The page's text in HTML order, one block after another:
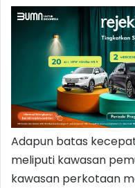
Adapun batas
meliputi kawasan
kawasan perkotaan